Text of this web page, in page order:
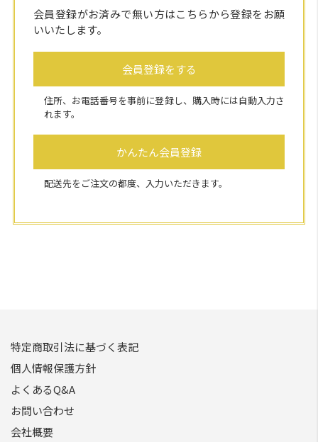
会員登録がお済みで無い方はこちらから登録をお願
いいたします。
会員登録をする
住所、お電話番号を事前に登録し、購入時には自動入力さ
れます。
かんたん会員登録
配送先をご注文の都度、入力いただきます。
特定商取引法に基づく表記
個人情報保護方針
よくあるQ&A
お問い合わせ
会社概要